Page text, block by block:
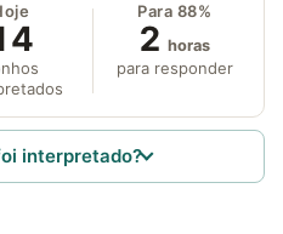
Para 88%
2 horas
para responder
interpretado?